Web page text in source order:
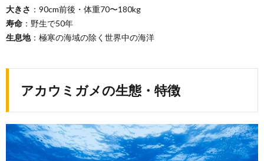
2.
アカ
ウミ
ガメ
2.1.
べてい
るの？
2.2.
甲羅の
大きさ ：90cm前後・体重70〜180kg
寿命 ：野生で50年
生息地：極寒の海域の除く世界中の海洋
アカウミガメの生態・特徴